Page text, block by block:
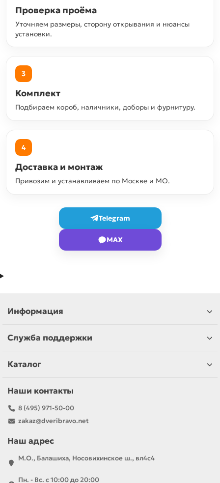
Проверка проёма
Уточняем размеры, сторону открывания и нюансы
установки.
3
Комплект
Подбираем короб, наличники, доборы и фурнитуру.
4
Доставка и монтаж
Привозим и устанавливаем по Москве и МО.
Telegram
MAX
Информация
Служба поддержки
Каталог
Наши контакты
8 (495) 971-50-00
zakaz@dveribravo.net
Наш адрес
М.О., Балашиха, Носовихинское ш., вл4с4
Пн. - Вс. с 10:00 до 20:00